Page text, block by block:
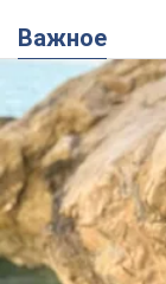
Важное